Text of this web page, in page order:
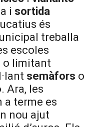
i sortida
és
treballa
escoles
o limitant
semàfors o
Ara, les
a terme es
nou ajut